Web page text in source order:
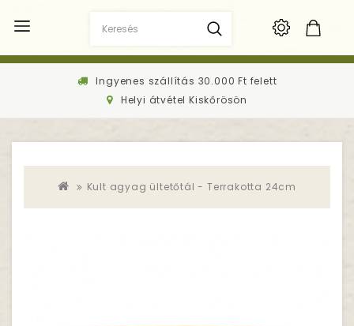
Ingyenes szállítás 30.000 Ft felett
Helyi átvétel Kiskőrösön
Kult agyag ültetőtál - Terrakotta 24cm